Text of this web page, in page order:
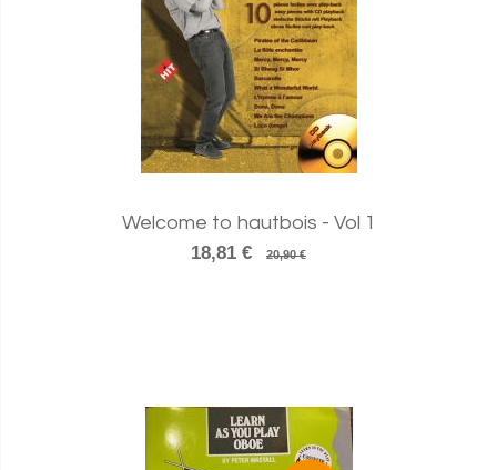
Welcome to hautbois - Vol 1
18,81 €
20,90 €